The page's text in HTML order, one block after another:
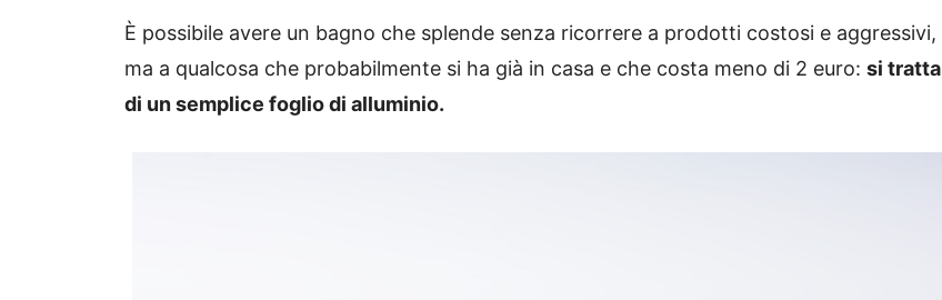
È possibile avere un bagno che splende senza ricorrere a prodotti costosi e aggressivi,
ma a qualcosa che probabilmente si ha già in casa e che costa meno di 2 euro: si tratta
di un semplice foglio di alluminio.